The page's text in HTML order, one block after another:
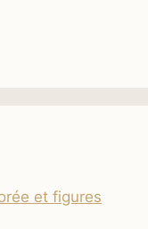
et figures